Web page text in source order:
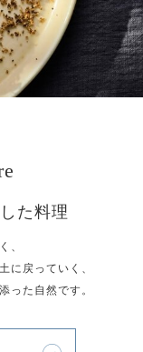
た料理
、
に戻っていく、
った自然です。